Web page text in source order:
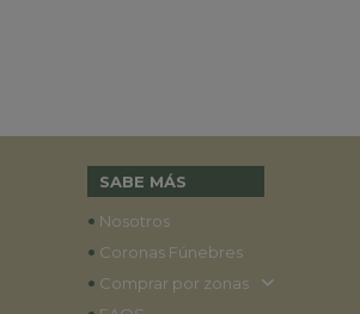
SABE MÁS
• Nosotros
• Coronas Fúnebres
• Comprar por zonas